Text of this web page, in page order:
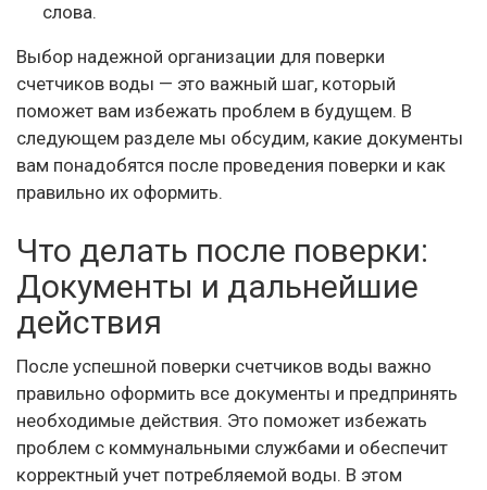
слова.
Выбор надежной организации для поверки
счетчиков воды — это важный шаг, который
поможет вам избежать проблем в будущем. В
следующем разделе мы обсудим, какие документы
вам понадобятся после проведения поверки и как
правильно их оформить.
Что делать после поверки:
Документы и дальнейшие
действия
После успешной поверки счетчиков воды важно
правильно оформить все документы и предпринять
необходимые действия. Это поможет избежать
проблем с коммунальными службами и обеспечит
корректный учет потребляемой воды. В этом